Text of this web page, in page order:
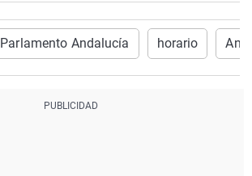
Parlamento Andalucía horario